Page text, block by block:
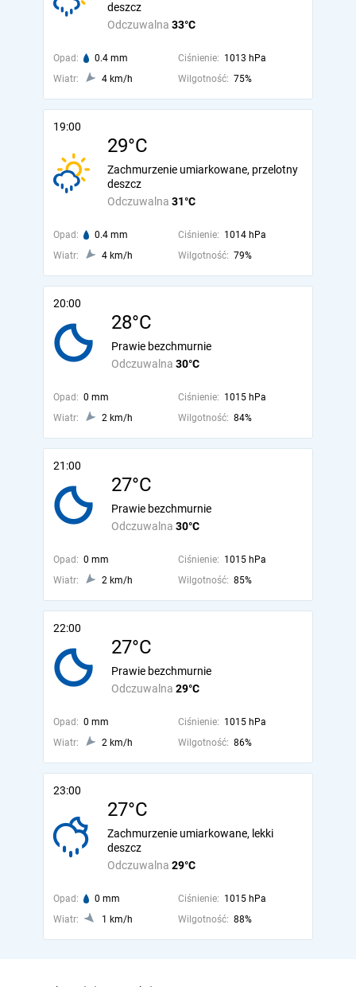
Odczuwalna 33°C
deszcz
Opad: 0.4 mm Ciśnienie: 1013 hPa
Wiatr:
4 km/h Wilgotność: 75%
19:00
29°C
Odczuwalna 31°C
Zachmurzenie umiarkowane, przelotny
deszcz
Opad: 0.4 mm Ciśnienie: 1014 hPa
Wiatr:
4 km/h Wilgotność: 79%
20:00
28°C
Odczuwalna 30°C
Prawie bezchmurnie
Opad: 0 mm Ciśnienie: 1015 hPa
Wiatr:
2 km/h Wilgotność: 84%
21:00
27°C
Odczuwalna 30°C
Prawie bezchmurnie
Opad: 0 mm Ciśnienie: 1015 hPa
Wiatr:
2 km/h Wilgotność: 85%
22:00
27°C
Odczuwalna 29°C
Prawie bezchmurnie
Opad: 0 mm Ciśnienie: 1015 hPa
Wiatr:
2 km/h Wilgotność: 86%
23:00
27°C
Odczuwalna 29°C
Zachmurzenie umiarkowane, lekki
deszcz
Opad: 0 mm Ciśnienie: 1015 hPa
Wiatr:
1 km/h Wilgotność: 88%